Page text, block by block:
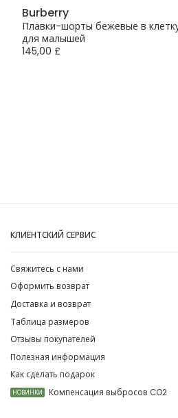
Burberry
Плавки-шорты бежевые в
для малышей
145,00 £
КЛИЕНТСКИЙ СЕРВИС
Свяжитесь с нами
Оформить возврат
Доставка и возврат
Таблица размеров
Отзывы покупателей
Полезная информация
Как сделать подарок
НОВИНКИ Компенсация выбросов CO2